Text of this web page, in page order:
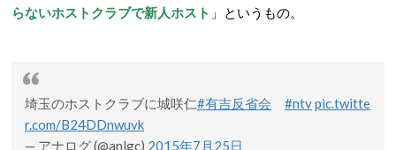
らないホストクラブで新人ホスト 」というもの。
埼玉のホストクラブに城咲仁#有吉反省会 #ntvpic.twitte
r.com/B24DDnwuvk
— アナログ (@anlgc) 2015年7月25日